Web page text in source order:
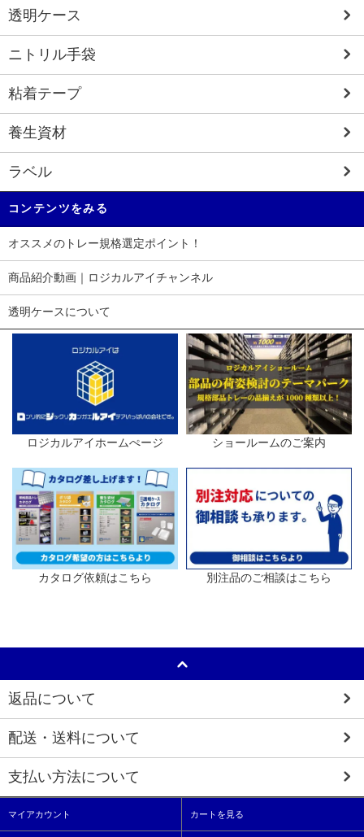
透明ケース
ニトリル手袋
粘着テープ
養生資材
ラベル
コンテンツをみる
オススメのトレー規格選定ポイント！
商品紹介動画｜ロジカルアイチャンネル
透明ケースについて
ロジカルアイホームぺージ ショールームのご案内
カタログ依頼はこちら 別注品のご相談はこちら
返品について
配送・送料について
支払い方法について
マイアカウント カートを見る